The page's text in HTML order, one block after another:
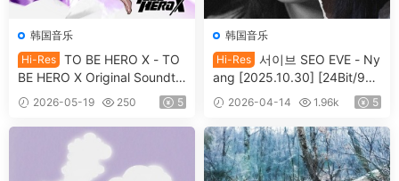
韩国音乐
Hi-Res TO BE HERO X - TO
BE HERO X Original Soundtr
ack ″DRAGON BOY″ [2025.0
9.24] [24Bit/96kHz] [Hi-Res
Flac 372MB]
2026-05-19 250 5
韩国音乐
Hi-Res 서이브 SEO EVE - Ny
ang [2025.10.30] [24Bit/96k
Hz] [Hi-Res Flac 323MB]
2026-04-14 1.96k 5